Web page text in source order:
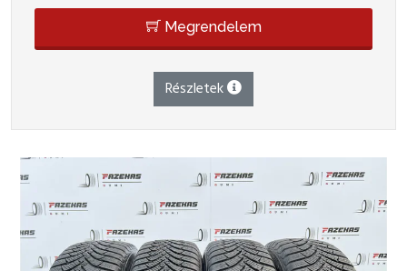
Megrendelem
Részletek